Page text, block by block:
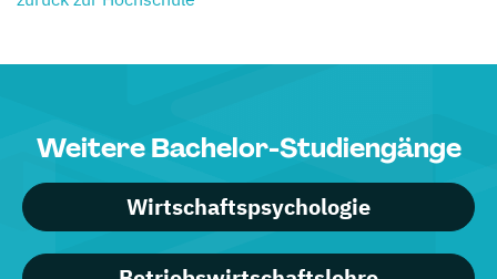
Weitere Bachelor-Studiengänge
Wirtschaftspsychologie